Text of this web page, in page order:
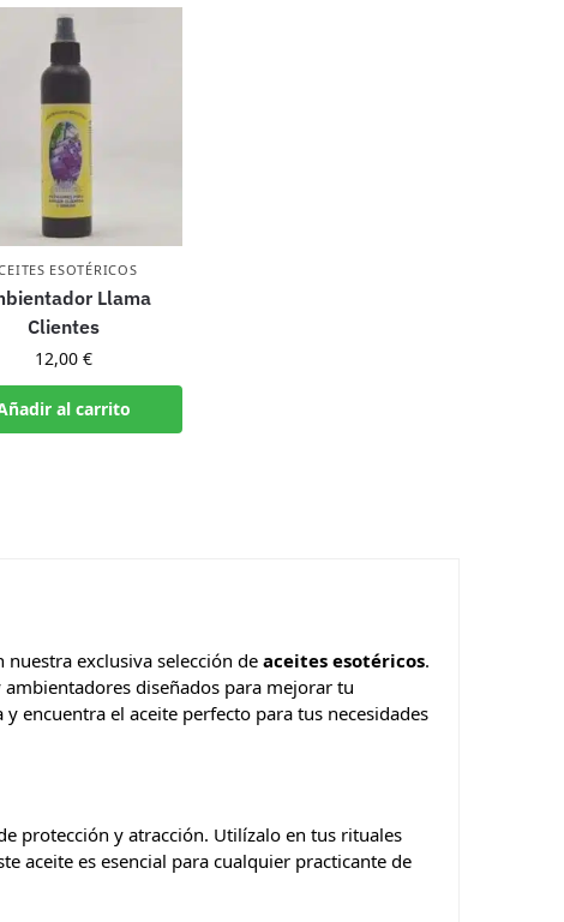
ESOTÉRICOS
Llama
Clientes
12,00 €
al carrito
exclusiva selección de aceites esotéricos.
diseñados para mejorar tu
encuentra el aceite perfecto para tus necesidades
protección y atracción. Utilízalo en tus rituales
aceite es esencial para cualquier practicante de